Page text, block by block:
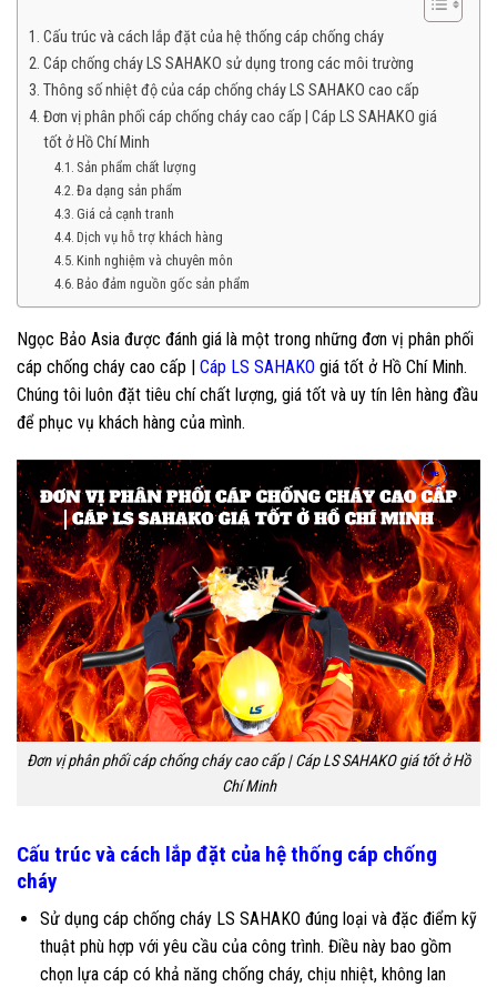
Cấu trúc và cách lắp đặt của hệ thống cáp chống cháy
Cáp chống cháy LS SAHAKO sử dụng trong các môi trường
Thông số nhiệt độ của cáp chống cháy LS SAHAKO cao cấp
Đơn vị phân phối cáp chống cháy cao cấp | Cáp LS SAHAKO giá
tốt ở Hồ Chí Minh
Sản phẩm chất lượng
Đa dạng sản phẩm
Giá cả cạnh tranh
Dịch vụ hỗ trợ khách hàng
Kinh nghiệm và chuyên môn
Bảo đảm nguồn gốc sản phẩm
Ngọc Bảo Asia được đánh giá là một trong những đơn vị phân phối
cáp chống cháy cao cấp | Cáp LS SAHAKO giá tốt ở Hồ Chí Minh.
Chúng tôi luôn đặt tiêu chí chất lượng, giá tốt và uy tín lên hàng đầu
để phục vụ khách hàng của mình.
Đơn vị phân phối cáp chống cháy cao cấp | Cáp LS SAHAKO giá tốt ở Hồ
Chí Minh
Cấu trúc và cách lắp đặt của hệ thống cáp chống
cháy
Sử dụng cáp chống cháy LS SAHAKO đúng loại và đặc điểm kỹ
thuật phù hợp với yêu cầu của công trình. Điều này bao gồm
chọn lựa cáp có khả năng chống cháy, chịu nhiệt, không lan